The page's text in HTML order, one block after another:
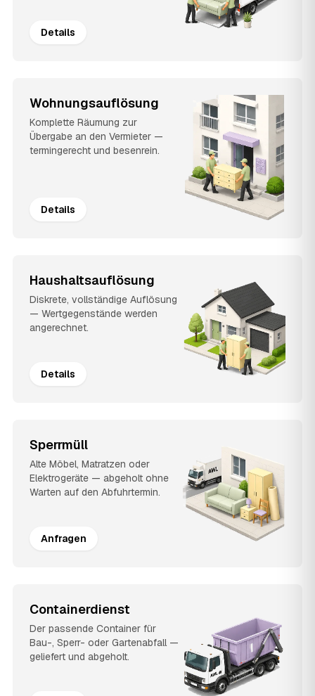
Details
Wohnungsauflösung
Komplette Räumung zur
Übergabe an den Vermieter —
termingerecht und besenrein.
Details
Haushaltsauflösung
Diskrete, vollständige Auflösung
— Wertgegenstände werden
angerechnet.
Details
Sperrmüll
Alte Möbel, Matratzen oder
Elektrogeräte — abgeholt ohne
Warten auf den Abfuhrtermin.
Anfragen
Containerdienst
Der passende Container für
Bau-, Sperr- oder Gartenabfall —
geliefert und abgeholt.